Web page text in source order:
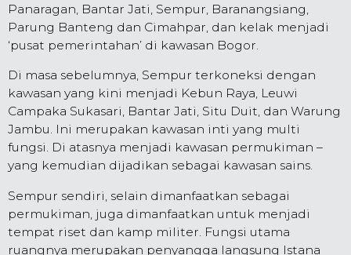
Panaragan, Bantar Jati, Sempur, Baranangsiang,
Parung Banteng dan Cimahpar, dan kelak menjadi
‘pusat pemerintahan’ di kawasan Bogor.
Di masa sebelumnya, Sempur terkoneksi dengan
kawasan yang kini menjadi Kebun Raya, Leuwi
Campaka Sukasari, Bantar Jati, Situ Duit, dan Warung
Jambu. Ini merupakan kawasan inti yang multi
fungsi. Di atasnya menjadi kawasan permukiman –
yang kemudian dijadikan sebagai kawasan sains.
Sempur sendiri, selain dimanfaatkan sebagai
permukiman, juga dimanfaatkan untuk menjadi
tempat riset dan kamp militer. Fungsi utama
ruangnya merupakan penyangga langsung Istana